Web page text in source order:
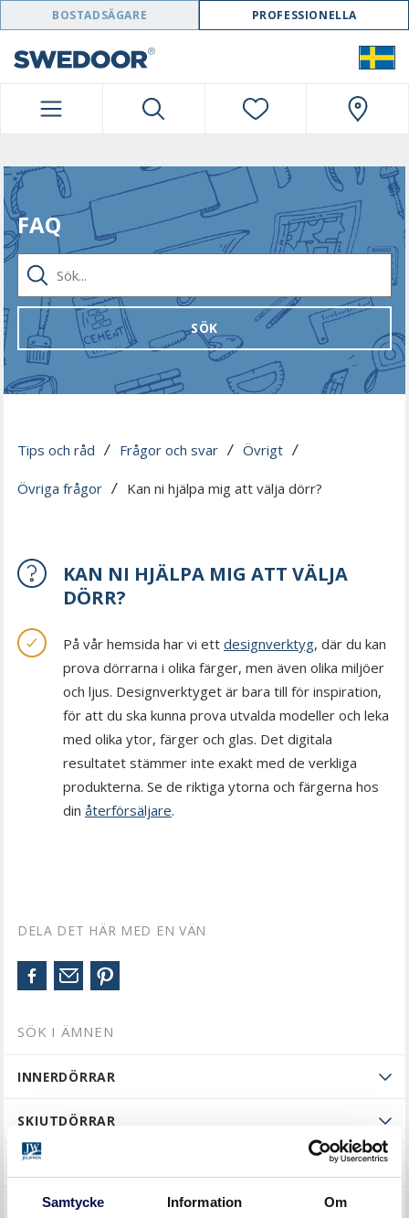
Samtycke Information Om
SWEDOOR NAVIGATION
BOSTADSÄGARE PROFESSIONELLA
FAQ
SÖK...
SÖK
Tips och råd / Frågor och svar / Övrigt /
Övriga frågor / Kan ni hjälpa mig att välja dörr?
KAN NI HJÄLPA MIG ATT VÄLJA
DÖRR?
På vår hemsida har vi ett designverktyg, där du kan
prova dörrarna i olika färger, men även olika miljöer
och ljus. Designverktyget är bara till för inspiration,
för att du ska kunna prova utvalda modeller och leka
med olika ytor, färger och glas. Det digitala
resultatet stämmer inte exakt med de verkliga
produkterna. Se de riktiga ytorna och färgerna hos
din återförsäljare.
DELA DET HÄR MED EN VÄN
SÖK I ÄMNEN
INNERDÖRRAR
SKJUTDÖRRAR
YTTERDÖRRAR
ÖVRIGT